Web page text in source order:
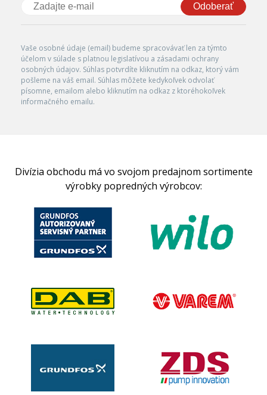
Odoberať
Vaše osobné údaje (email) budeme spracovávať len za týmto
účelom v súlade s platnou legislatívou a zásadami ochrany
osobných údajov. Súhlas potvrdíte kliknutím na odkaz, ktorý vám
pošleme na váš email. Súhlas môžete kedykoľvek odvolať
písomne, emailom alebo kliknutím na odkaz z ktoréhokoľvek
informačného emailu.
Divízia obchodu má vo svojom predajnom sortimente
výrobky popredných výrobcov: